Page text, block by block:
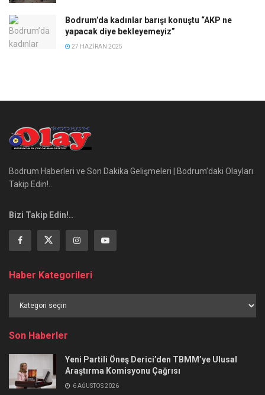
Bodrum’da kadınlar barışı konuştu “AKP ne
yapacak diye bekleyemeyiz”
27 HAZIRAN 2025
Bodrum Haberleri ve Son Dakika Gelişmeleri | Bodrum’daki Olayları
Takip Edin!..
Bizi Takip Edin!..
Haber Kategorileri
Kategorileri
Son Haberler
Yeni Partili Öneş Derici’den TBMM’ye Ulusal
Araştırma Komisyonu Çağrısı
6 AĞUSTOS 2026